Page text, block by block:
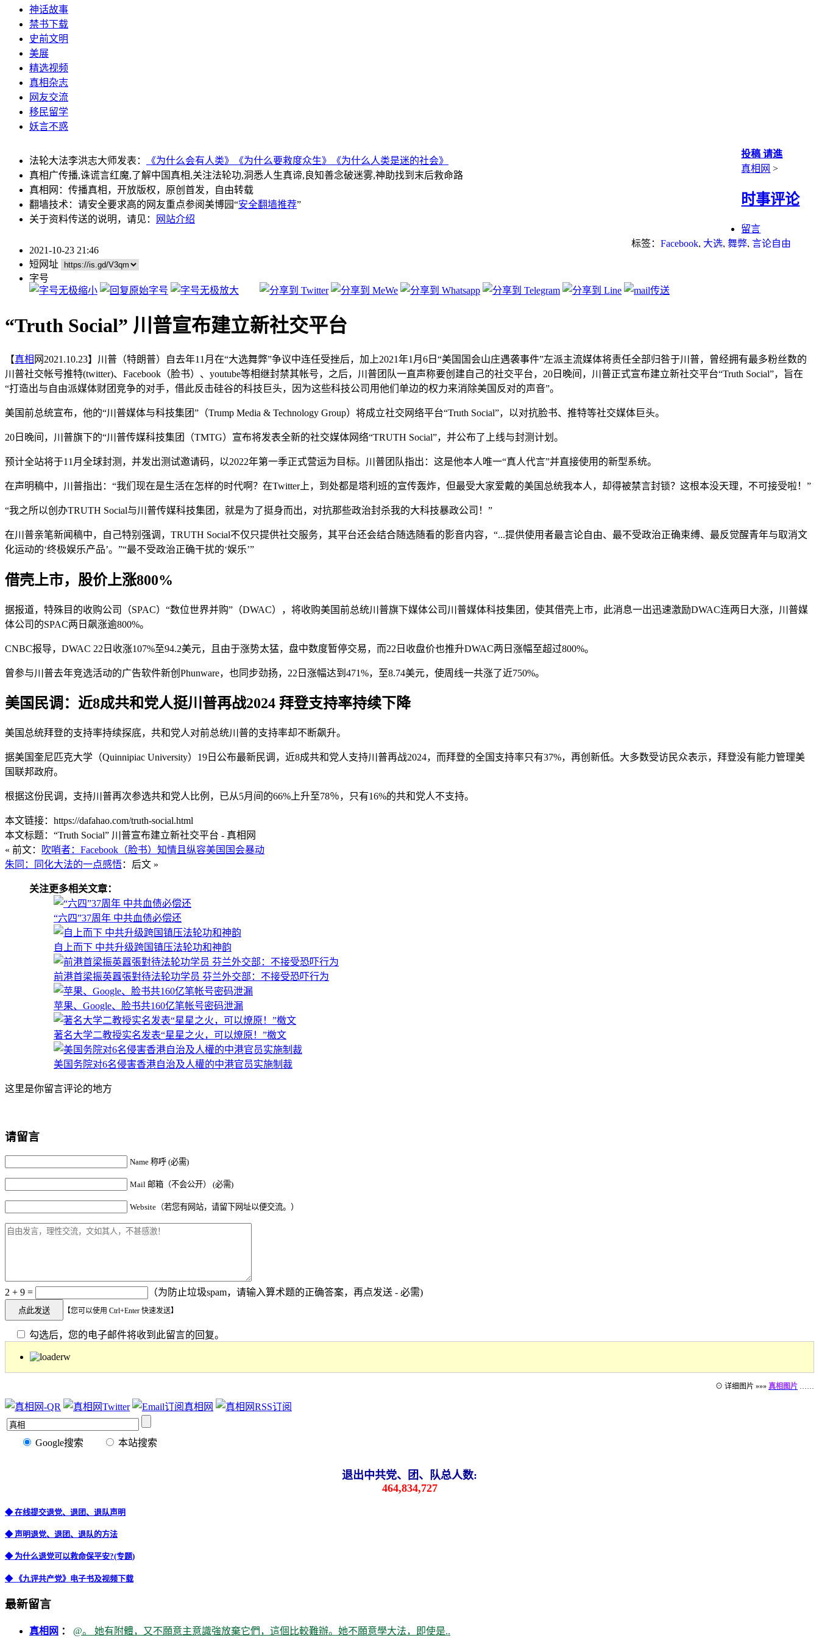
神话故事
禁书下载
史前文明
美展
精选视频
真相杂志
网友交流
移民留学
妖言不惑
法轮大法李洪志大师发表： 《为什么会有人类》 《为什么要救度众生》
《为什么人类是迷的社会》
真相广传播,诛谎言红魔,了解中国真相,关注法轮功,洞悉人生真谛,良知善念破迷雾,神助找到末后救命路
真相网：传播真相，开放版权，原创首发，自由转载
翻墙技术：请安全要求高的网友重点参阅美博园“安全翻墙推荐”
关于资料传送的说明，请见：
网站介绍
投稿 请進
真相网 >
时事评论
留言
标签： Facebook, 大选, 舞弊, 言论自由
2021-10-23 21:46
短网址
字号
“Truth Social” 川普宣布建立新社交平台
【真相 网2021.10.23】川普（特朗普）自去年11月在“大选舞弊”争议中连任受挫后，加上2021年1月6日“美国国会山庄遇袭事件”左派主流媒体将责任全部归咎于川普，曾经拥有最多粉丝数的
川普社交帐号推特(twitter)、Facebook（脸书）、youtube等相继封禁其帐号，之后，川普团队一直声称要创建自己的社交平台，20日晚间，川普正式宣布建立新社交平台“Truth Social”，旨在
“打造出与自由派媒体财团竞争的对手，借此反击硅谷的科技巨头，因为这些科技公司用他们单边的权力来消除美国反对的声音”。
美国前总统宣布，他的“川普媒体与科技集团”（Trump Media & Technology Group）将成立社交网络平台“Truth Social”，以对抗脸书、推特等社交媒体巨头。
20日晚间，川普旗下的“川普传媒科技集团（TMTG）宣布将发表全新的社交媒体网络“TRUTH Social”，并公布了上线与封测计划。
预计全站将于11月全球封测，并发出测试邀请码，以2022年第一季正式营运为目标。川普团队指出：这是他本人唯一“真人代言”并直接使用的新型系统。
在声明稿中，川普指出：“我们现在是生活在怎样的时代啊？在Twitter上，到处都是塔利班的宣传轰炸，但最受大家爱戴的美国总统我本人，却得被禁言封锁？这根本没天理，不可接受啦！”
“我之所以创办TRUTH Social与川普传媒科技集团，就是为了挺身而出，对抗那些政治封杀我的大科技暴政公司！”
在川普亲笔新闻稿中，自己特别强调，TRUTH Social不仅只提供社交服务，其平台还会结合随选随看的影音内容，“...提供使用者最言论自由、最不受政治正确束缚、最反觉醒青年与取消文
化运动的‘终极娱乐产品’。”“最不受政治正确干扰的‘娱乐’”
借壳上市，股价上涨800%
据报道，特殊目的收购公司（SPAC）“数位世界并购”（DWAC），将收购美国前总统川普旗下媒体公司川普媒体科技集团，使其借壳上市，此消息一出迅速激励DWAC连两日大涨，川普媒
体公司的SPAC两日飙涨逾800%。
CNBC报导，DWAC 22日收涨107%至94.2美元，且由于涨势太猛，盘中数度暂停交易，而22日收盘价也推升DWAC两日涨幅至超过800%。
曾参与川普去年竞选活动的广告软件新创Phunware，也同步劲扬，22日涨幅达到471%，至8.74美元，使周线一共涨了近750%。
美国民调：近8成共和党人挺川普再战2024 拜登支持率持续下降
美国总统拜登的支持率持续探底，共和党人对前总统川普的支持率却不断飙升。
据美国奎尼匹克大学（Quinnipiac University）19日公布最新民调，近8成共和党人支持川普再战2024，而拜登的全国支持率只有37%，再创新低。大多数受访民众表示，拜登没有能力管理美
国联邦政府。
根据这份民调，支持川普再次参选共和党人比例，已从5月间的66%上升至78％，只有16%的共和党人不支持。
本文链接：https://dafahao.com/truth-social.html
本文标题：“Truth Social” 川普宣布建立新社交平台 - 真相网
« 前文：
吹哨者：Facebook（脸书）知情且纵容美国国会暴动
朱同：同化大法的一点感悟：后文 »
关注更多相关文章：
“六四”37周年 中共血债必偿还
自上而下 中共升级跨国镇压法轮功和神韵
前港首梁振英囂張對待法轮功学员 芬兰外交部：不接受恐吓行为
苹果、Google、脸书共160亿笔帐号密码泄漏
著名大学二教授实名发表“星星之火，可以燎原！”檄文
美国务院对6名侵害香港自治及人權的中港官员实施制裁
这里是你留言评论的地方
请留言
Name 称呼 (必需)
Mail 邮箱（不会公开） (必需)
Website（若您有网站，请留下网址以便交流。）
2 + 9 = （为防止垃圾spam，请输入算术题的正确答案，再点发送 - 必需)
【您可以使用 Ctrl+Enter 快速发送】
勾选后，您的电子邮件将收到此留言的回复。
⊙ 详细图片 »»» 真相图片
Google搜索 本站搜索
退出中共党、团、队总人数:
464,834,727
◆ 在线提交退党、退团、退队声明
◆ 声明退党、退团、退队的方法
◆ 为什么退党可以救命保平安?(专题)
◆ 《九评共产党》电子书及视频下载
最新留言
真相网 ： @。 她有附體，又不願意主意識強放棄它們，這個比較難辦。她不願意學大法，即使是..